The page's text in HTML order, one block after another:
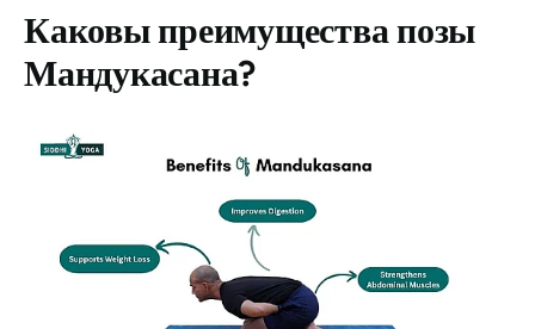
Каковы преимущества позы
Мандукасана?